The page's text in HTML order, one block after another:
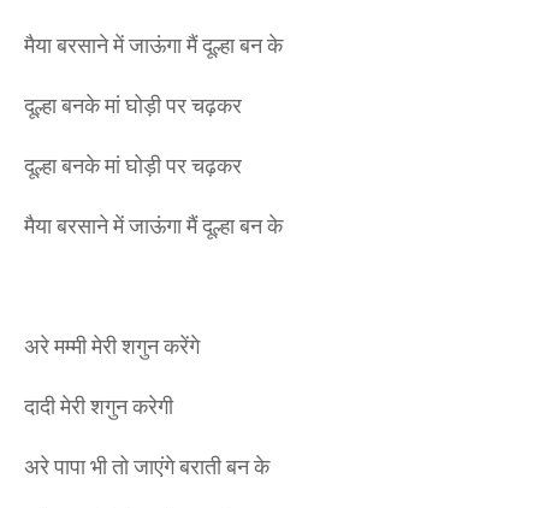
मैया बरसाने में जाऊंगा मैं दूल्हा बन के
दूल्हा बनके मां घोड़ी पर चढ़कर
दूल्हा बनके मां घोड़ी पर चढ़कर
मैया बरसाने में जाऊंगा मैं दूल्हा बन के
अरे मम्मी मेरी शगुन करेंगे
दादी मेरी शगुन करेगी
अरे पापा भी तो जाएंगे बराती बन के